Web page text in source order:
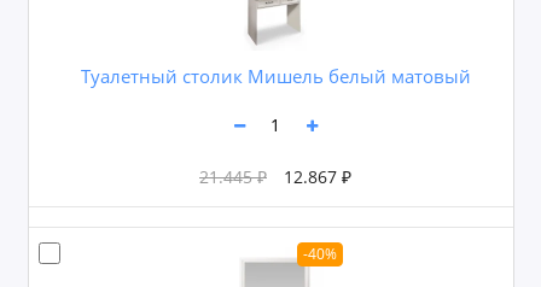
Туалетный столик Мишель белый матовый
21.445 ₽ 12.867 ₽
-40%